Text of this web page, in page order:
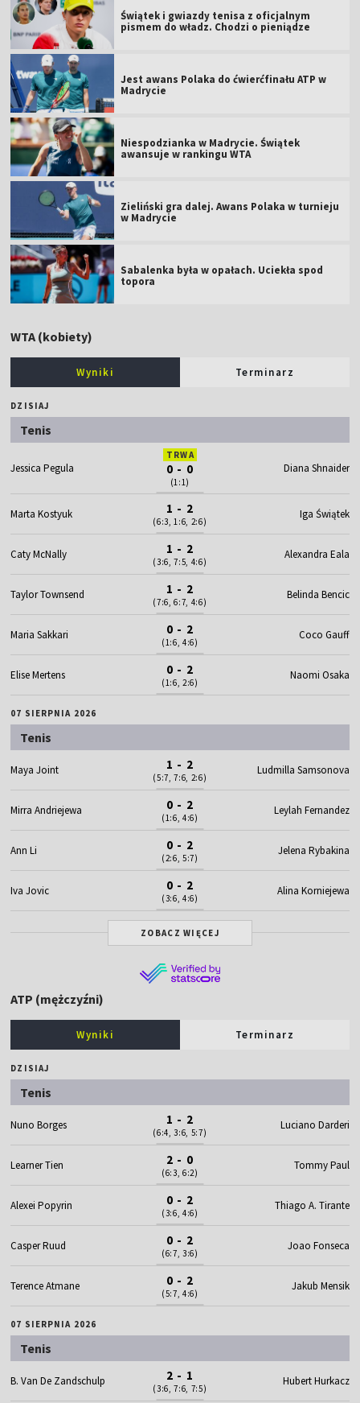
Świątek i gwiazdy tenisa z oficjalnym
pismem do władz. Chodzi o pieniądze
Jest awans Polaka do ćwierćfinału ATP w
Madrycie
Niespodzianka w Madrycie. Świątek
awansuje w rankingu WTA
Zieliński gra dalej. Awans Polaka w turnieju
w Madrycie
Sabalenka była w opałach. Uciekła spod
topora
WTA (kobiety)
Wyniki Terminarz
DZISIAJ
Tenis
Jessica Pegula
TRWA
0 - 0
(1:1)
Diana Shnaider
Marta Kostyuk 1 - 2
(6:3, 1:6, 2:6)
Iga Świątek
Caty McNally 1 - 2
(3:6, 7:5, 4:6)
Alexandra Eala
Taylor Townsend 1 - 2
(7:6, 6:7, 4:6)
Belinda Bencic
Maria Sakkari 0 - 2
(1:6, 4:6)
Coco Gauff
Elise Mertens 0 - 2
(1:6, 2:6)
Naomi Osaka
07 SIERPNIA 2026
Tenis
Maya Joint 1 - 2
(5:7, 7:6, 2:6)
Ludmilla Samsonova
Mirra Andriejewa 0 - 2
(1:6, 4:6)
Leylah Fernandez
Ann Li 0 - 2
(2:6, 5:7)
Jelena Rybakina
Iva Jovic 0 - 2
(3:6, 4:6)
Alina Korniejewa
ZOBACZ WIĘCEJ
ATP (mężczyźni)
Wyniki Terminarz
DZISIAJ
Tenis
Nuno Borges 1 - 2
(6:4, 3:6, 5:7)
Luciano Darderi
Learner Tien 2 - 0
(6:3, 6:2)
Tommy Paul
Alexei Popyrin 0 - 2
(3:6, 4:6)
Thiago A. Tirante
Casper Ruud 0 - 2
(6:7, 3:6)
Joao Fonseca
Terence Atmane 0 - 2
(5:7, 4:6)
Jakub Mensik
07 SIERPNIA 2026
Tenis
B. Van De Zandschulp 2 - 1
(3:6, 7:6, 7:5)
Hubert Hurkacz